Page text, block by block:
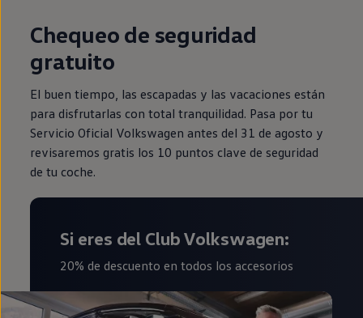
Chequeo de seguridad
gratuito⁠
El buen tiempo, las escapadas y las vacaciones están
para disfrutarlas con total tranquilidad. Pasa por tu
Servicio Oficial Volkswagen antes del 31 de agosto y
revisaremos gratis los 10 puntos clave de seguridad
de tu coche.
Si eres del Club Volkswagen:
20% de descuento en todos los accesorios